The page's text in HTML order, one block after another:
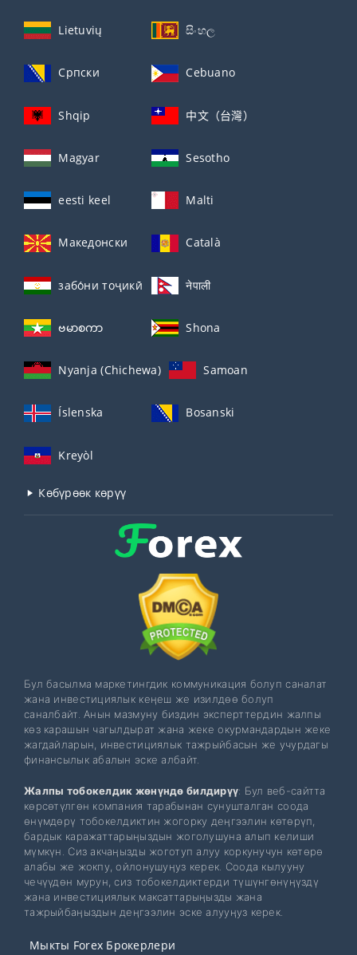
Lietuvių සිංහල
Српски Cebuano
Shqip 中文（台灣）
Magyar Sesotho
eesti keel Malti
Македонски Català
забо́ни тоҷикӣ́ नेपाली
ဗမာစကာ Shona
Nyanja (Chichewa) Samoan
Íslenska Bosanski
Kreyòl
Көбүрөөк көрүү
Бул басылма маркетингдик коммуникация болуп саналат
жана инвестициялык кеңеш же изилдөө болуп
саналбайт. Анын мазмуну биздин эксперттердин жалпы
көз карашын чагылдырат жана жеке окурмандардын жеке
жагдайларын, инвестициялык тажрыйбасын же учурдагы
финансылык абалын эске албайт.
Жалпы тобокелдик жөнүндө билдирүү: Бул веб-сайтта
көрсөтүлгөн компания тарабынан сунушталган соода
өнүмдөрү тобокелдиктин жогорку деңгээлин көтөрүп,
бардык каражаттарыңыздын жоголушуна алып келиши
мүмкүн. Сиз акчаңызды жоготуп алуу коркунучун көтөрө
алабы же жокпу, ойлонушуңуз керек. Соода кылууну
чечүүдөн мурун, сиз тобокелдиктерди түшүнгөнүңүздү
жана инвестициялык максаттарыңызды жана
тажрыйбаңыздын деңгээлин эске алууңуз керек.
Мыкты Forex Брокерлери